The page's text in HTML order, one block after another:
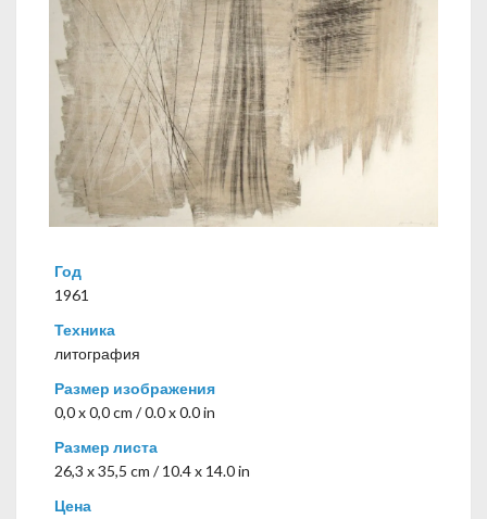
Год
1961
Техника
литография
Размер изображения
0,0 x 0,0 cm / 0.0 x 0.0 in
Размер листа
26,3 x 35,5 cm / 10.4 x 14.0 in
Цена